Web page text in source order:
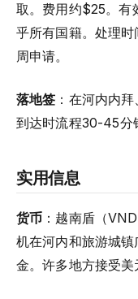
取。费用约$25。有
乎所有国籍。处理
周申请。
落地签 ：在河内内
到达时流程30-45分
实用信息
货币 ：越南盾（
机在河内和旅游城
金。许多地方接受美